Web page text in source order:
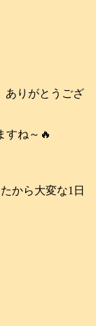
ありがとうござ
すね～🔥
から大変な1日